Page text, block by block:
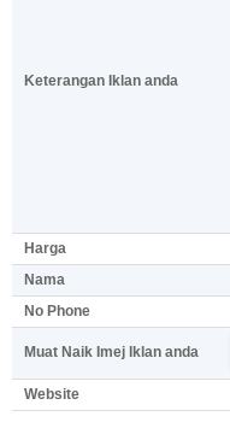
Keterangan Iklan anda
Harga
Nama
No Phone
Muat Naik Imej Iklan anda
Website